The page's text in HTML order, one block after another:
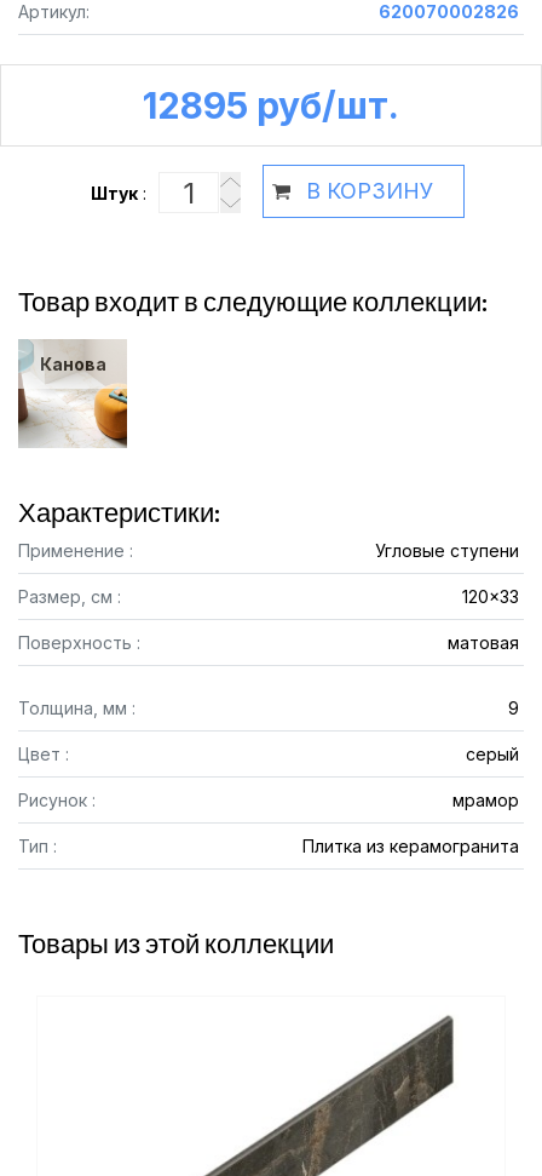
Артикул: 620070002826
12895 руб /шт.
Штук: В КОРЗИНУ
Товар входит в следующие коллекции:
Канова
Характеристики:
Применение : Угловые ступени
Размер, см : 120x33
Поверхность : матовая
Толщина, мм : 9
Цвет : серый
Рисунок : мрамор
Тип : Плитка из керамогранита
Товары из этой коллекции